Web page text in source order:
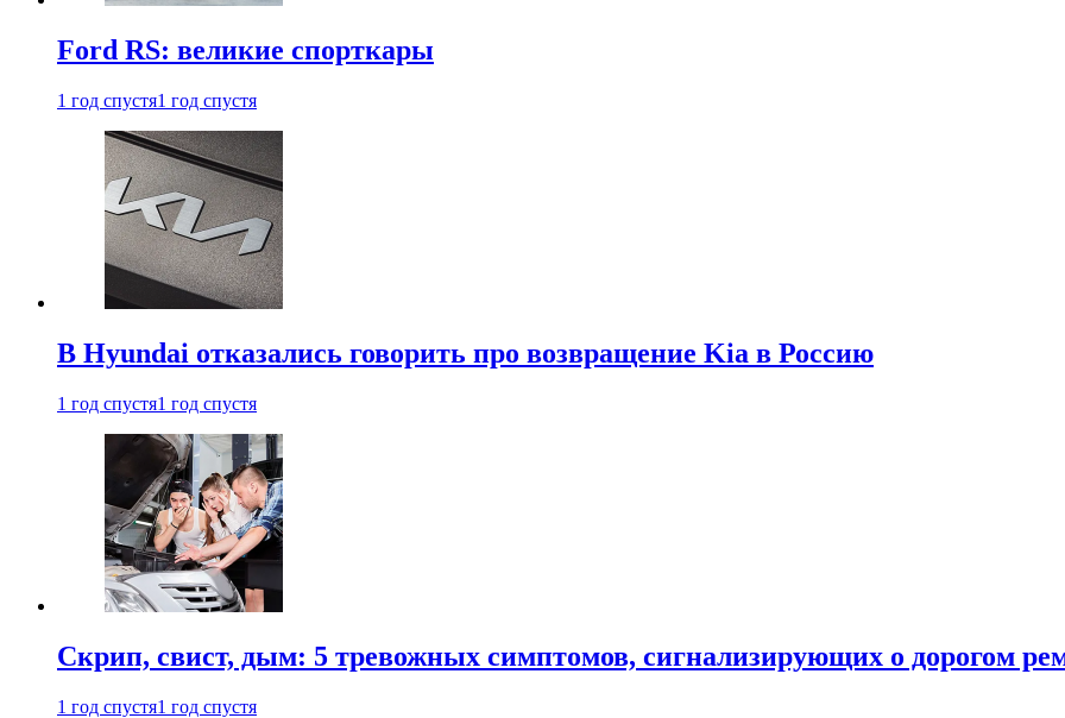
Ford RS: великие спорткары
1 год спустя1 год спустя
В Hyundai отказались говорить про возвращение Kia в Россию
1 год спустя1 год спустя
Скрип, свист, дым: 5 тревожных симптомов, сигнализирующих о дорогом
1 год спустя1 год спустя